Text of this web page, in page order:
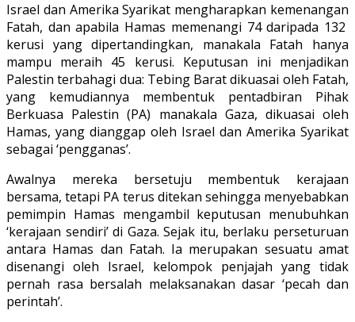
Israel dan Amerika Syarikat mengharapkan kemenangan
Fatah, dan apabila Hamas memenangi 74 daripada 132
kerusi yang dipertandingkan, manakala Fatah hanya
mampu meraih 45 kerusi. Keputusan ini menjadikan
Palestin terbahagi dua: Tebing Barat dikuasai oleh Fatah,
yang kemudiannya membentuk pentadbiran Pihak
Berkuasa Palestin (PA) manakala Gaza, dikuasai oleh
Hamas, yang dianggap oleh Israel dan Amerika Syarikat
sebagai ‘pengganas’.
Awalnya mereka bersetuju membentuk kerajaan
bersama, tetapi PA terus ditekan sehingga menyebabkan
pemimpin Hamas mengambil keputusan menubuhkan
‘kerajaan sendiri’ di Gaza. Sejak itu, berlaku perseturuan
antara Hamas dan Fatah. Ia merupakan sesuatu amat
disenangi oleh Israel, kelompok penjajah yang tidak
pernah rasa bersalah melaksanakan dasar ‘pecah dan
perintah’.